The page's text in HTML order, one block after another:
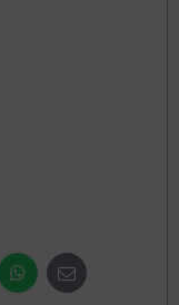
WhatsApp
E-
mail